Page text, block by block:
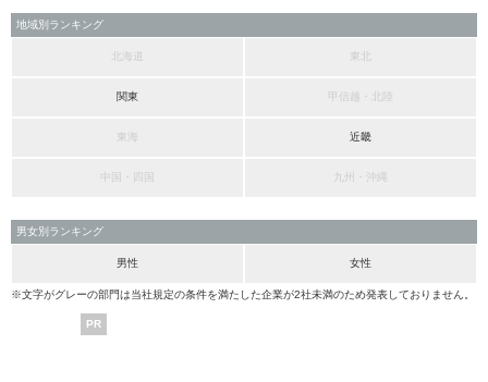
地域別ランキング
北海道 東北
関東 甲信越・北陸
東海 近畿
中国・四国 九州・沖縄
男女別ランキング
男性 女性
※文字がグレーの部門は当社規定の条件を満たした企業が2社未満のため発表しておりません。
PR